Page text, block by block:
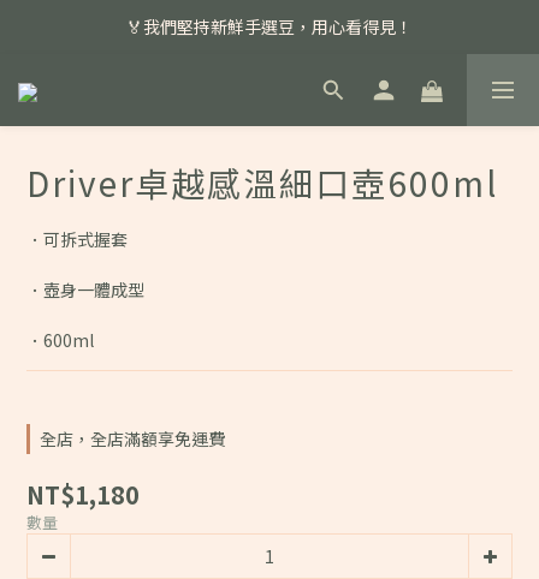
📣 本月主打特殊處理咖啡豆，任選超優惠！
🏅我們堅持新鮮手選豆，用心看得見！
📣 📣 新加入會員即享百元購物金，消費滿額再享免運費！
Driver卓越感溫細口壺600ml
．可拆式握套
．壺身一體成型
．600ml
全店，全店滿額享免運費
NT$1,180
數量